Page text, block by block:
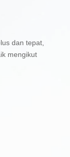
dan tepat,
mengikut